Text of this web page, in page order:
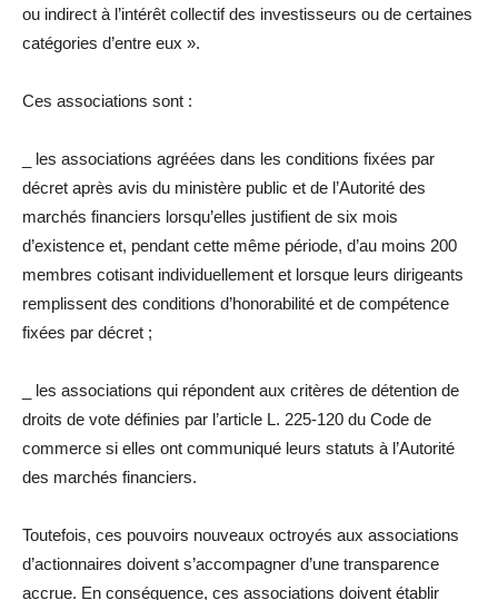
ou indirect à l’intérêt collectif des investisseurs ou de certaines
catégories d’entre eux ».
Ces associations sont :
_ les associations agréées dans les conditions fixées par
décret après avis du ministère public et de l’Autorité des
marchés financiers lorsqu’elles justifient de six mois
d’existence et, pendant cette même période, d’au moins 200
membres cotisant individuellement et lorsque leurs dirigeants
remplissent des conditions d’honorabilité et de compétence
fixées par décret ;
_ les associations qui répondent aux critères de détention de
droits de vote définies par l’article L. 225-120 du Code de
commerce si elles ont communiqué leurs statuts à l’Autorité
des marchés financiers.
Toutefois, ces pouvoirs nouveaux octroyés aux associations
d’actionnaires doivent s’accompagner d’une transparence
accrue. En conséquence, ces associations doivent établir